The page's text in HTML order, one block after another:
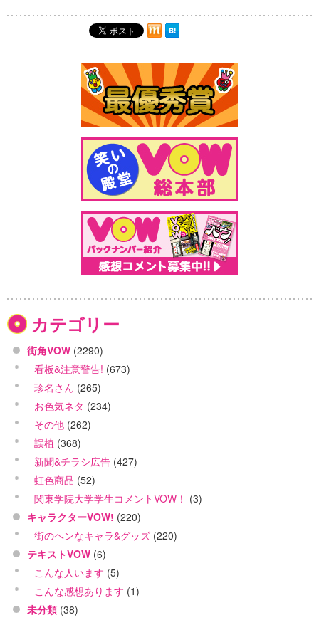
カテゴリー
街角VOW (2290)
看板&注意警告! (673)
珍名さん (265)
お色気ネタ (234)
その他 (262)
誤植 (368)
新聞&チラシ広告 (427)
虹色商品 (52)
関東学院大学学生コメントVOW！ (3)
キャラクターVOW! (220)
街のヘンなキャラ&グッズ (220)
テキストVOW (6)
こんな人います (5)
こんな感想あります (1)
未分類 (38)